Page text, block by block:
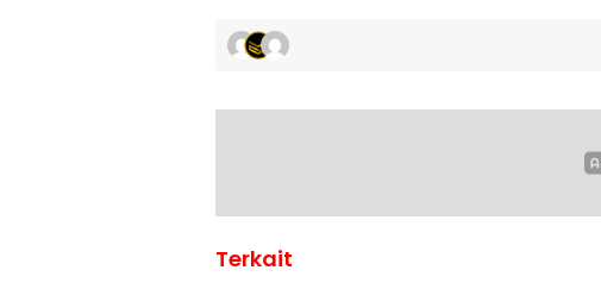
Terkait